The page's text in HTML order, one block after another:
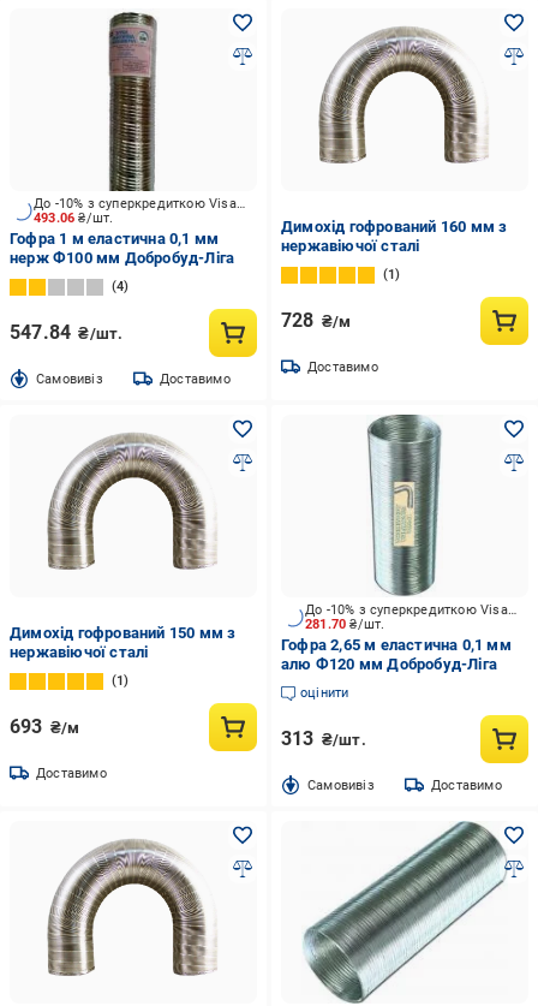
493.06₴/шт.
До -10% з суперкредиткою Visa Вигода
Гофра 1 м еластична 0,1 мм
нерж Ф100 мм Добробуд-Ліга
4
547.84 ₴/шт.
Cамовивіз Доставимо
Димохід гофрований 160 мм з
нержавіючої сталі
1
728 ₴/м
Доставимо
Димохід гофрований 150 мм з
нержавіючої сталі
1
693 ₴/м
Доставимо
281.70₴/шт.
До -10% з суперкредиткою Visa Вигода
Гофра 2,65 м еластична 0,1 мм
алю Ф120 мм Добробуд-Ліга
оцінити
313 ₴/шт.
Cамовивіз Доставимо